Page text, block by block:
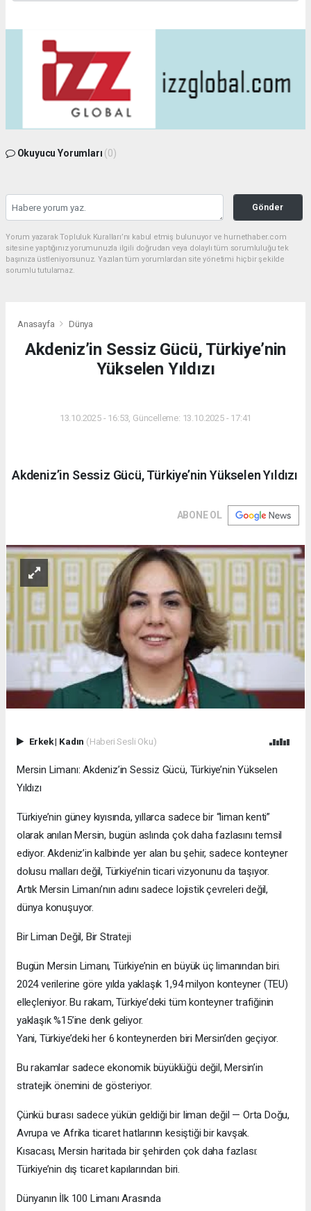
Okuyucu Yorumları (0)
Gönder
Yorum yazarak Topluluk Kuralları’nı kabul etmiş bulunuyor ve hurnethaber.com
sitesine yaptığınız yorumunuzla ilgili doğrudan veya dolaylı tüm sorumluluğu tek
başınıza üstleniyorsunuz. Yazılan tüm yorumlardan site yönetimi hiçbir şekilde
sorumlu tutulamaz.
Anasayfa Dünya
Akdeniz’in Sessiz Gücü, Türkiye’nin
Yükselen Yıldızı
13.10.2025 - 16:53, Güncelleme: 13.10.2025 - 17:41
Akdeniz’in Sessiz Gücü, Türkiye’nin Yükselen Yıldızı
ABONE OL
Erkek| Kadın (Haberi Sesli Oku)
Mersin Limanı: Akdeniz’in Sessiz Gücü, Türkiye’nin Yükselen
Yıldızı
Türkiye’nin güney kıyısında, yıllarca sadece bir “liman kenti”
olarak anılan Mersin, bugün aslında çok daha fazlasını temsil
ediyor. Akdeniz’in kalbinde yer alan bu şehir, sadece konteyner
dolusu malları değil, Türkiye’nin ticari vizyonunu da taşıyor.
Artık Mersin Limanı’nın adını sadece lojistik çevreleri değil,
dünya konuşuyor.
Bir Liman Değil, Bir Strateji
Bugün Mersin Limanı, Türkiye’nin en büyük üç limanından biri.
2024 verilerine göre yılda yaklaşık 1,94 milyon konteyner (TEU)
elleçleniyor. Bu rakam, Türkiye’deki tüm konteyner trafiğinin
yaklaşık %15’ine denk geliyor.
Yani, Türkiye’deki her 6 konteynerden biri Mersin’den geçiyor.
Bu rakamlar sadece ekonomik büyüklüğü değil, Mersin’in
stratejik önemini de gösteriyor.
Çünkü burası sadece yükün geldiği bir liman değil — Orta Doğu,
Avrupa ve Afrika ticaret hatlarının kesiştiği bir kavşak.
Kısacası, Mersin haritada bir şehirden çok daha fazlası:
Türkiye’nin dış ticaret kapılarından biri.
Dünyanın İlk 100 Limanı Arasında